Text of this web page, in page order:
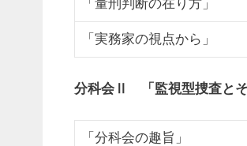
「量刑判断の在り方」
「実務家の視点から」
分科会Ⅱ 「監視型捜査と
「分科会の趣旨」